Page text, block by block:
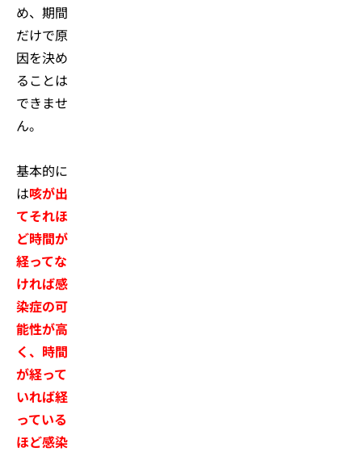
め、期間
だけで原
因を決め
ることは
できませ
ん。
基本的に
は咳が出
てそれほ
ど時間が
経ってな
ければ感
染症の可
能性が高
く、時間
が経って
いれば経
っている
ほど感染